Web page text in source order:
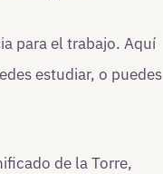
para el trabajo. Aquí
estudiar, o puedes
de la Torre,